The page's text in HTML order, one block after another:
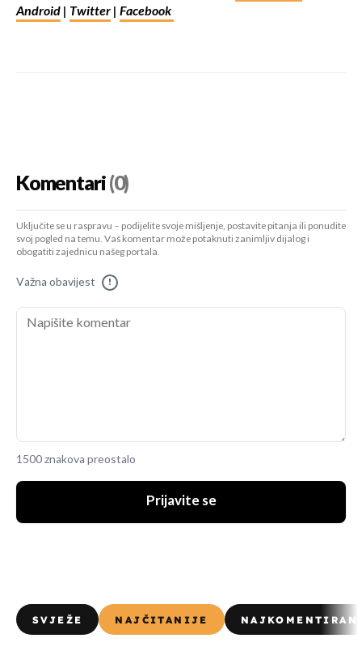
Android | Twitter | Facebook
Komentari(0)
Uključite se u raspravu – podijelite svoje mišljenje, postavite pitanja ili ponudite
svoj pogled na temu. Vaš komentar može potaknuti zanimljiv dijalog i
obogatiti zajednicu našeg portala.
Važna obavijest !
1500 znakova preostalo
Prijavite se
SVJEŽE NAJČITANIJE